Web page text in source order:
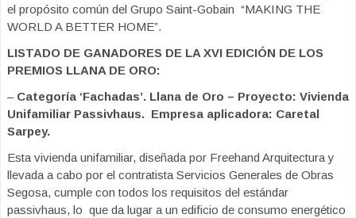
el propósito común del Grupo Saint-Gobain “MAKING THE
WORLD A BETTER HOME”.
LISTADO DE GANADORES DE LA XVI EDICIÓN DE LOS
PREMIOS LLANA DE ORO:
– Categoría ‘Fachadas’. Llana de Oro – Proyecto: Vivienda
Unifamiliar Passivhaus. Empresa aplicadora: Caretal
Sarpey.
Esta vivienda unifamiliar, diseñada por Freehand Arquitectura y
llevada a cabo por el contratista Servicios Generales de Obras
Segosa, cumple con todos los requisitos del estándar
passivhaus, lo que da lugar a un edificio de consumo energético